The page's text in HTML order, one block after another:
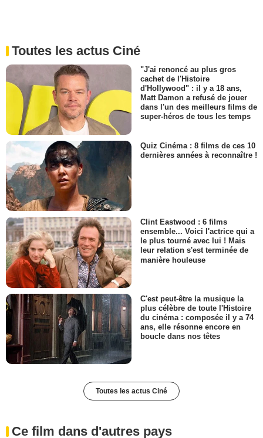
Toutes les actus Ciné
"J'ai renoncé au plus gros
cachet de l'Histoire
d'Hollywood" : il y a 18 ans,
Matt Damon a refusé de jouer
dans l'un des meilleurs films de
super-héros de tous les temps
Quiz Cinéma : 8 films de ces 10
dernières années à reconnaître !
Clint Eastwood : 6 films
ensemble... Voici l'actrice qui a
le plus tourné avec lui ! Mais
leur relation s'est terminée de
manière houleuse
C'est peut-être la musique la
plus célèbre de toute l'Histoire
du cinéma : composée il y a 74
ans, elle résonne encore en
boucle dans nos têtes
Toutes les actus Ciné
Ce film dans d'autres pays